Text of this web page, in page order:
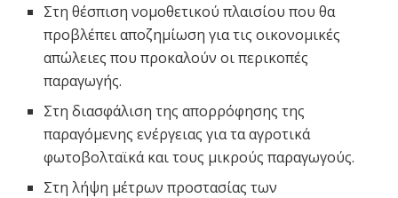
Στη θέσπιση νομοθετικού πλαισίου που θα
προβλέπει αποζημίωση για τις οικονομικές
απώλειες που προκαλούν οι περικοπές
παραγωγής.
Στη διασφάλιση της απορρόφησης της
παραγόμενης ενέργειας για τα αγροτικά
φωτοβολταϊκά και τους μικρούς παραγωγούς.
Στη λήψη μέτρων προστασίας των